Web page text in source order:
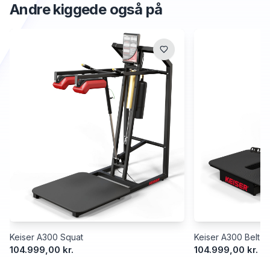
Andre kiggede også på
Keiser A300 Squat
104.999,00 kr.
Keiser A300 Belt
104.999,00 kr.